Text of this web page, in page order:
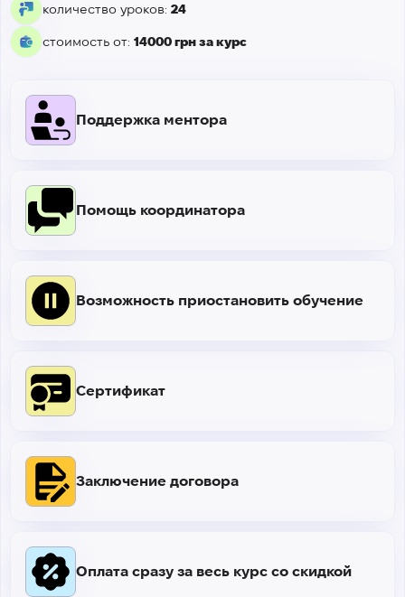
количество уроков: 24
стоимость от: 14000 грн за курс
Поддержка ментора
Сертификат
Помощь координатора
Заключение договора
Возможность приостановить обучение
Оплата сразу за весь курс со скидкой